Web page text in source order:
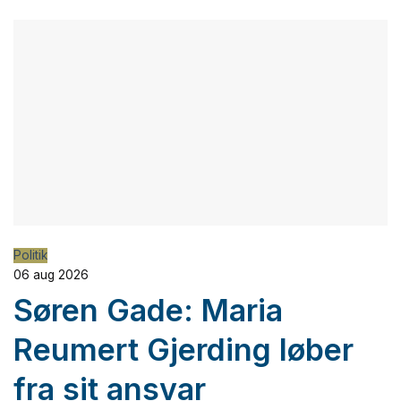
Politik
06 aug 2026
Søren Gade: Maria
Reumert Gjerding løber
fra sit ansvar